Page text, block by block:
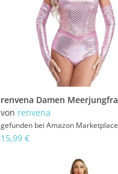
von renvena
gefunden bei Amazon Marketplace
15,99 €